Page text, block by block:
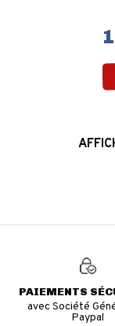
PAIEMENTS
avec Société
Paypal